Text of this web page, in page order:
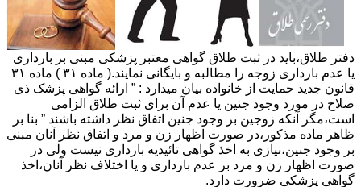
دفتر طلاق،باید در ثبت طلاق گواهی معتبر پزشکی مبنی بر بارداری
یا عدم بارداری زوجه را مطالبه و بایگانی نمایند.( ماده ۳۱ ) ماده ۳۱
قانون جدید حمایت از خانواده بیان میدارد : ” ارائه گواهی پزشک ذی
صلاح در مورد وجود جنین یا عدم آن برای ثبت طلاق الزامی
است،مگر آنکه زوجین بر وجود جنین اتفاق نظر داشته باشند ” بنا بر
ظاهر ماده مذکور،در صورت اظهار زن و مرد و اتفاق نظر آنان مبنی
بر وجود جنین،نیازی به اخذ گواهی تائیدیه بارداری نیست ولی در
صورت اظهار زن و مرد بر عدم بارداری و یا اختلاف نظر آنان،اخذ
گواهی پزشکی ضرورت دارد.